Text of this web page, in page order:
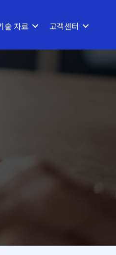
술 자료 고객센터